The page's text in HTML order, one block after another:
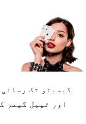
اور ٹیبل گیمز